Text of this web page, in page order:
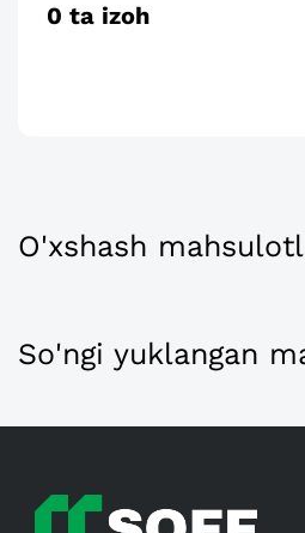
0 ta izoh
O'xshash
So'ngi yuklangan